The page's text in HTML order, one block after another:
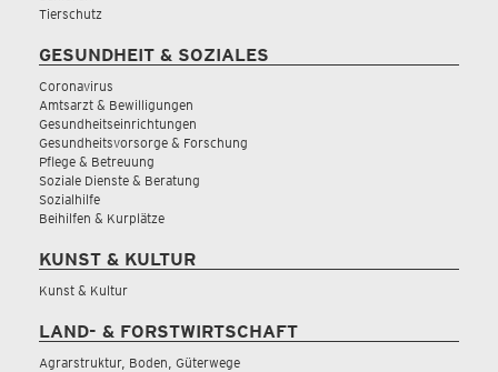
Tierschutz
GESUNDHEIT & SOZIALES
Coronavirus
Amtsarzt & Bewilligungen
Gesundheitseinrichtungen
Gesundheitsvorsorge & Forschung
Pflege & Betreuung
Soziale Dienste & Beratung
Sozialhilfe
Beihilfen & Kurplätze
KUNST & KULTUR
Kunst & Kultur
LAND- & FORSTWIRTSCHAFT
Agrarstruktur, Boden, Güterwege